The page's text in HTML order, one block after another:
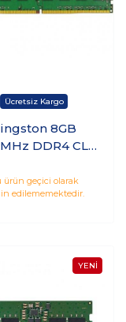
8GB
DDR4 CL19
8
ürün geçici olarak
edilememektedir.